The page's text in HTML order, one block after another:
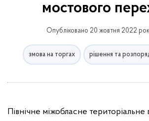
мостового
Опубліковано 20 жовтня 2022
змова на торгах рішення та
Північне міжобласне